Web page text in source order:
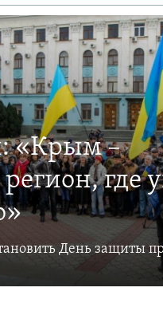
«Крым –
где
День защиты